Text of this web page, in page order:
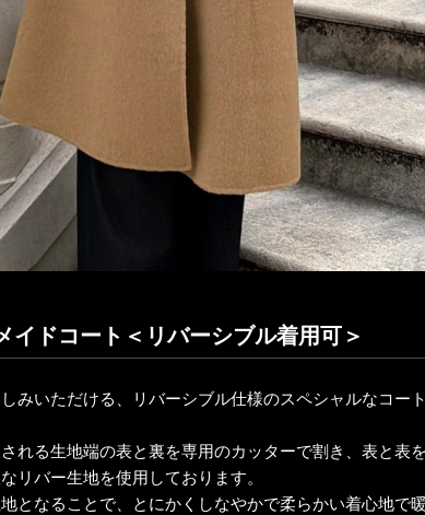
イドコート＜リバーシブル着用可＞
みいただける、リバーシブル仕様のスペシャルなコー
れる生地端の表と裏を専用のカッターで割き、表と表
リバー生地を使用しております。
となることで、とにかくしなやかで柔らかい着心地で